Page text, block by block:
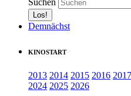
Demnächst
KINOSTART
2013 2014 2015 2016 2017
2024 2025 2026